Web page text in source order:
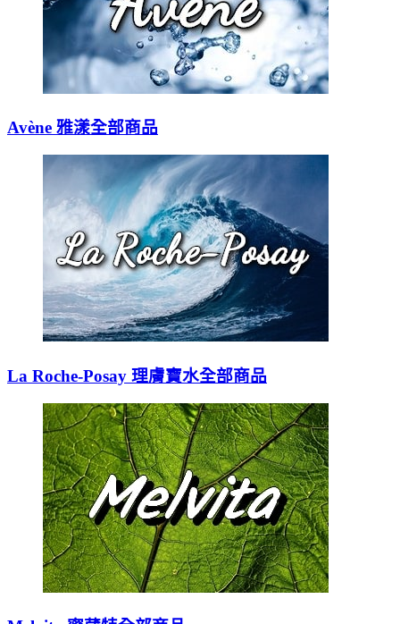
Avène 雅漾全部商品
La Roche-Posay 理膚寶水全部商品